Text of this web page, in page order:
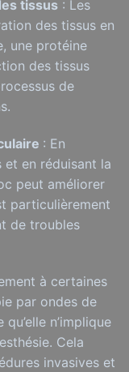
tissus : Les
des tissus en
une protéine
des tissus
de
: En
en réduisant la
peut améliorer
particulièrement
de troubles
à certaines
par ondes de
n’implique
Cela
invasives et